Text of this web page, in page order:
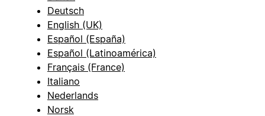
Deutsch
English (UK)
Español (España)
Español (Latinoamérica)
Français (France)
Italiano
Nederlands
Norsk